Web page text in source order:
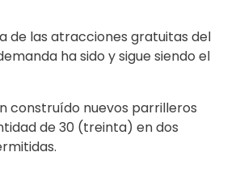
de las atracciones gratuitas del
ha sido y sigue siendo el
construído nuevos parrilleros
de 30 (treinta) en dos